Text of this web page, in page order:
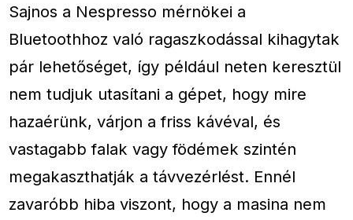
Sajnos a Nespresso mérnökei a
Bluetoothhoz való ragaszkodással kihagytak
pár lehetőséget, így például neten keresztül
nem tudjuk utasítani a gépet, hogy mire
hazaérünk, várjon a friss kávéval, és
vastagabb falak vagy födémek szintén
megakaszthatják a távvezérlést. Ennél
zavaróbb hiba viszont, hogy a masina nem